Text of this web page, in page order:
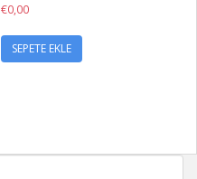
€0,00
SEPETE EKLE